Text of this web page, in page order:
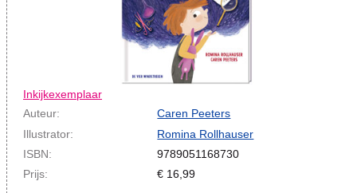
Inkijkexemplaar
Auteur:
Caren Peeters
Illustrator:
Romina Rollhauser
ISBN:
9789051168730
Prijs:
€ 16,99